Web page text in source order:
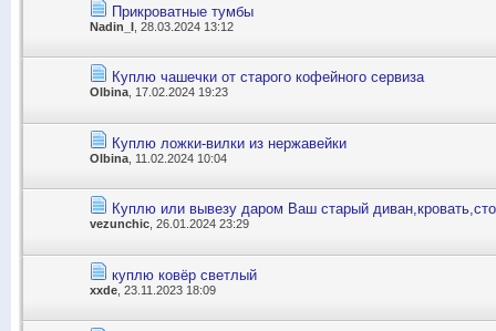
Прикроватные тумбы
Nadin_I , 28.03.2024 13:12
Куплю чашечки от старого кофейного сервиза
Olbina , 17.02.2024 19:23
Куплю ложки-вилки из нержавейки
Olbina , 11.02.2024 10:04
Куплю или вывезу даром Ваш старый
vezunchic , 26.01.2024 23:29
куплю ковёр светлый
xxde , 23.11.2023 18:09